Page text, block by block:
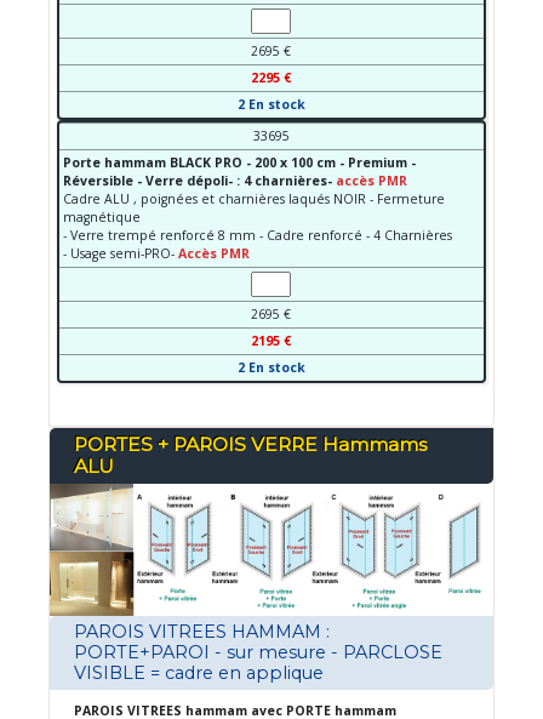
2695 €
2295 €
2 En stock
33695
Porte hammam BLACK PRO - 200 x 100 cm - Premium -
Réversible - Verre dépoli- : 4 charnières- accès PMR
Cadre ALU , poignées et charnières laqués NOIR - Fermeture
magnétique
- Verre trempé renforcé 8 mm - Cadre renforcé - 4 Charnières
- Usage semi-PRO- Accès PMR
2695 €
2195 €
2 En stock
PORTES + PAROIS VERRE Hammams
ALU
PAROIS VITREES HAMMAM :
PORTE+PAROI - sur mesure - PARCLOSE
VISIBLE = cadre en applique
PAROIS VITREES hammam avec PORTE hammam